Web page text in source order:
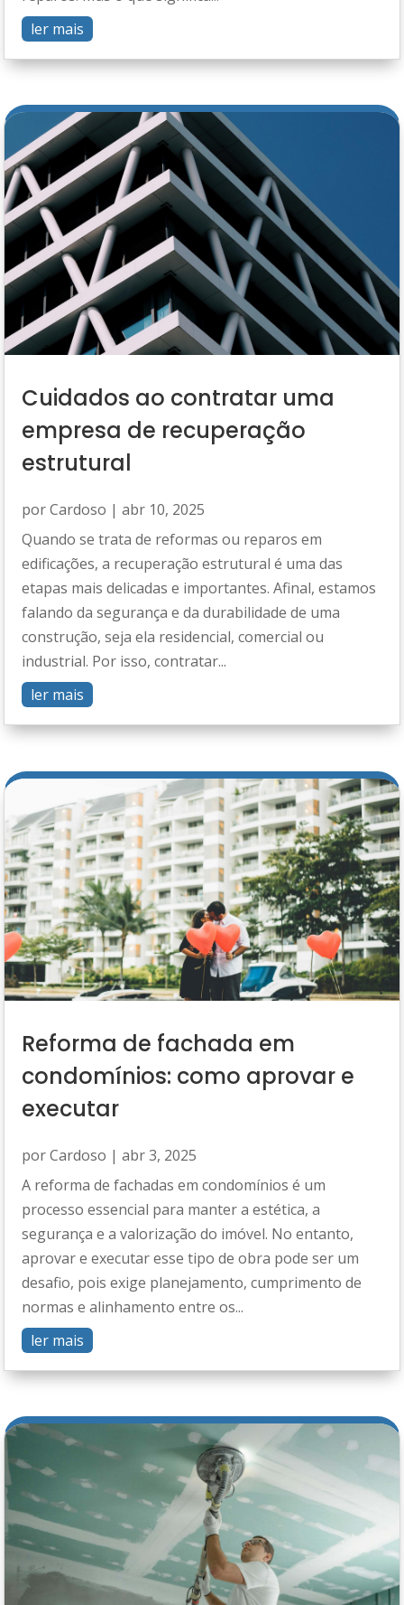
ler mais
Cuidados ao contratar uma
empresa de recuperação
estrutural
porCardoso |abr 10, 2025
Quando se trata de reformas ou reparos em
edificações, a recuperação estrutural é uma das
etapas mais delicadas e importantes. Afinal, estamos
falando da segurança e da durabilidade de uma
construção, seja ela residencial, comercial ou
industrial. Por isso, contratar...
ler mais
Reforma de fachada em
condomínios: como aprovar e
executar
porCardoso |abr 3, 2025
A reforma de fachadas em condomínios é um
processo essencial para manter a estética, a
segurança e a valorização do imóvel. No entanto,
aprovar e executar esse tipo de obra pode ser um
desafio, pois exige planejamento, cumprimento de
normas e alinhamento entre os...
ler mais